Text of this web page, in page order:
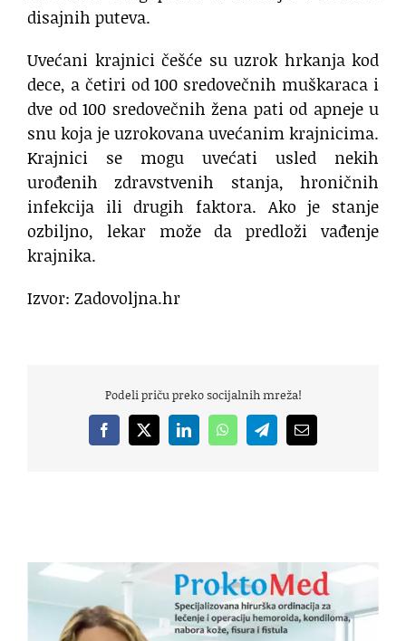
disajnih puteva.
Uvećani krajnici češće su uzrok hrkanja kod
dece, a četiri od 100 sredovečnih muškaraca i
dve od 100 sredovečnih žena pati od apneje u
snu koja je uzrokovana uvećanim krajnicima.
Krajnici se mogu uvećati usled nekih
urođenih zdravstvenih stanja, hroničnih
infekcija ili drugih faktora. Ako je stanje
ozbiljno, lekar može da predloži vađenje
krajnika.
Izvor: Zadovoljna.hr
Podeli priču preko socijalnih mreža!
Facebook
X LinkedInWhatsAppTelegramEmail